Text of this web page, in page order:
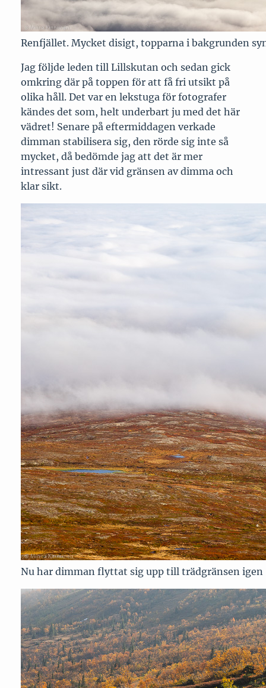
Renfjället. Mycket disigt, topparna i bakgrunden
Jag följde leden till Lillskutan och sedan gick
omkring där på toppen för att få fri utsikt på
olika håll. Det var en lekstuga för fotografer
kändes det som, helt underbart ju med det här
vädret! Senare på eftermiddagen verkade
dimman stabilisera sig, den rörde sig inte så
mycket, då bedömde jag att det är mer
intressant just där vid gränsen av dimma och
klar sikt.
Nu har dimman flyttat sig upp till trädgränsen igen